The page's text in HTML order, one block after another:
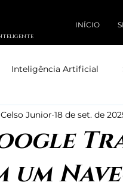
INÍCIO
Inteligência Artificial
um
Celso Junior 18 de set. de